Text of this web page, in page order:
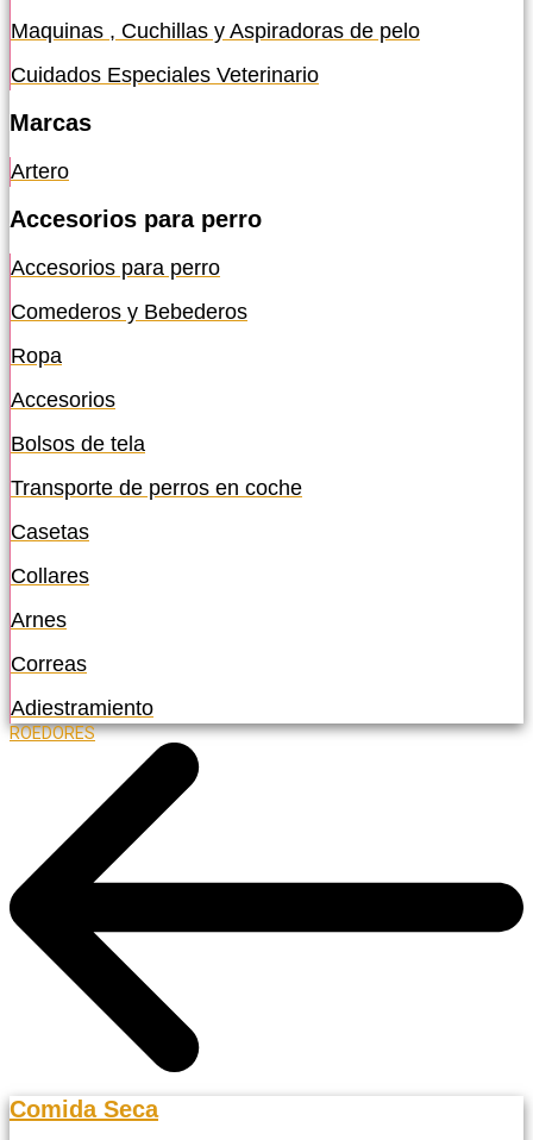
Maquinas , Cuchillas y Aspiradoras de pelo
Cuidados Especiales Veterinario
Marcas
Artero
Accesorios para perro
Accesorios para perro
Comederos y Bebederos
Ropa
Accesorios
Bolsos de tela
Transporte de perros en coche
Casetas
Collares
Arnes
Correas
Adiestramiento
ROEDORES
Comida Seca